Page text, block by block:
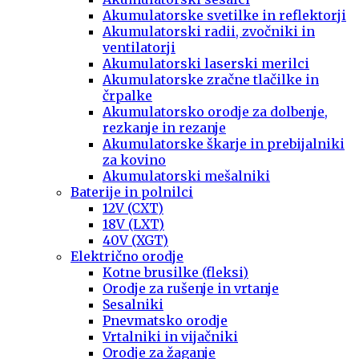
Akumulatorske svetilke in reflektorji
Akumulatorski radii, zvočniki in
ventilatorji
Akumulatorski laserski merilci
Akumulatorske zračne tlačilke in
črpalke
Akumulatorsko orodje za dolbenje,
rezkanje in rezanje
Akumulatorske škarje in prebijalniki
za kovino
Akumulatorski mešalniki
Baterije in polnilci
12V (CXT)
18V (LXT)
40V (XGT)
Električno orodje
Kotne brusilke (fleksi)
Orodje za rušenje in vrtanje
Sesalniki
Pnevmatsko orodje
Vrtalniki in vijačniki
Orodje za žaganje